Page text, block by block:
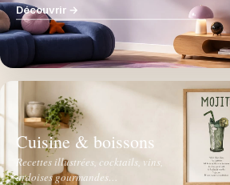
Découvrir →
Cuisine & boissons
Recettes illustrées, cocktails, vins,
ardoises gourmandes…